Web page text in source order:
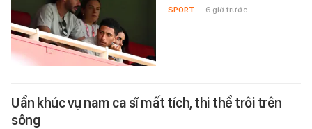
SPORT - 6 giờ trước
Uẩn khúc vụ nam ca sĩ mất tích, thi thể trôi trên
sông